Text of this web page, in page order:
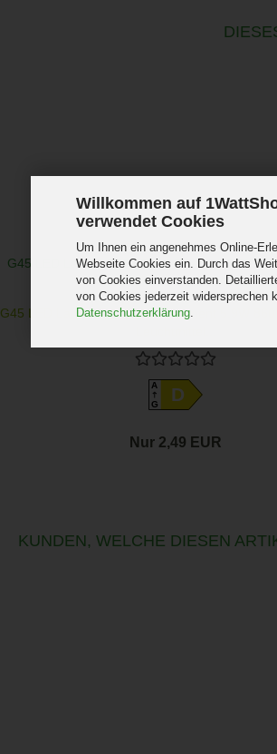
Willkommen auf
verwendet Cookies
Um Ihnen ein angenehmes Online-
Webseite Cookies ein. Durch das
von Cookies einverstanden.
von Cookies jederzeit widersprechen
Datenschutzerklärung.
G45 LED Lampe E27 4000K Filament 5,9W
A
GD
Nur 2,49 EUR
KUNDEN, WELCHE DIESEN